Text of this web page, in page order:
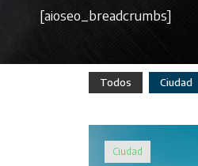
[aioseo_breadcrumbs]
Todos Ciudad
Ciudad